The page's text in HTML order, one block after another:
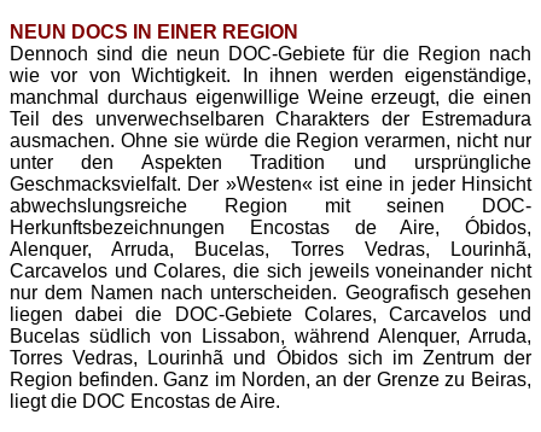
NEUN DOCS IN EINER REGION
Dennoch sind die neun DOC-Gebiete für die Region nach
wie vor von Wichtigkeit. In ihnen werden eigenständige,
manchmal durchaus eigenwillige Weine erzeugt, die einen
Teil des unverwechselbaren Charakters der Estremadura
ausmachen. Ohne sie würde die Region verarmen, nicht nur
unter den Aspekten Tradition und ursprüngliche
Geschmacksvielfalt. Der »Westen« ist eine in jeder Hinsicht
abwechslungsreiche Region mit seinen DOC-
Herkunftsbezeichnungen Encostas de Aire, Óbidos,
Alenquer, Arruda, Bucelas, Torres Vedras, Lourinhã,
Carcavelos und Colares, die sich jeweils voneinander nicht
nur dem Namen nach unterscheiden. Geografisch gesehen
liegen dabei die DOC-Gebiete Colares, Carcavelos und
Bucelas südlich von Lissabon, während Alenquer, Arruda,
Torres Vedras, Lourinhã und Óbidos sich im Zentrum der
Region befinden. Ganz im Norden, an der Grenze zu Beiras,
liegt die DOC Encostas de Aire.